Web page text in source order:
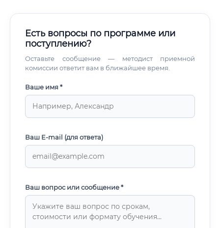
Есть вопросы по программе или
поступлению?
Оставьте сообщение — методист приемной
комиссии ответит вам в ближайшее время.
Ваше имя *
Ваш E-mail (для ответа)
Ваш вопрос или сообщение *